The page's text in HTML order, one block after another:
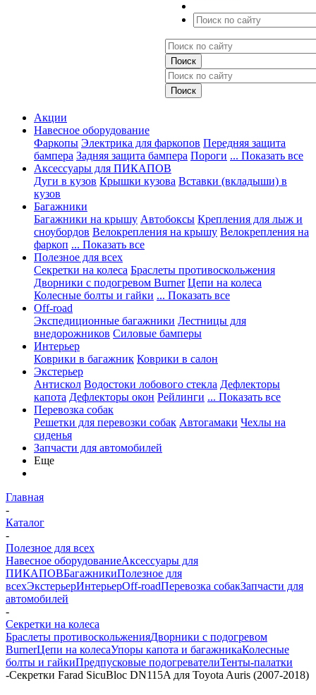
Акции
Навесное оборудование
Фаркопы Электрика для фаркопов Передняя защита
бампера Задняя защита бампера Пороги ... Показать все
Аксессуары для ПИКАПОВ
Дуги в кузов Крышки кузова Вставки (вкладыши) в
кузов
Багажники
Багажники на крышу Автобоксы Крепления для лыж и
сноубордов Велокрепления на крышу Велокрепления на
фаркоп ... Показать все
Полезное для всех
Секретки на колеса Браслеты противоскольжения
Дворники с подогревом Burner Цепи на колеса
Колесные болты и гайки ... Показать все
Off-road
Экспедиционные багажники Лестницы для
внедорожников Силовые бамперы
Интерьер
Коврики в багажник Коврики в салон
Экстерьер
Антискол Водостоки лобового стекла Дефлекторы
капота Дефлекторы окон Рейлинги ... Показать все
Перевозка собак
Решетки для перевозки собак Автогамаки Чехлы на
сиденья
Запчасти для автомобилей
Еще
Главная
-
Каталог
-
Полезное для всех
Навесное оборудованиеАксессуары для
ПИКАПОВБагажникиПолезное для
всехЭкстерьерИнтерьерOff-roadПеревозка собакЗапчасти для
автомобилей
-
Секретки на колеса
Браслеты противоскольженияДворники с подогревом
BurnerЦепи на колесаУпоры капота и багажникаКолесные
болты и гайкиПредпусковые подогревателиТенты-палатки
-Секретки Farad SicuBloc DN115A для Toyota Auris (2007-2018)